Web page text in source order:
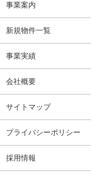
事業案内
新規物件一覧
事業実績
会社概要
サイトマップ
プライバシーポリシー
採用情報